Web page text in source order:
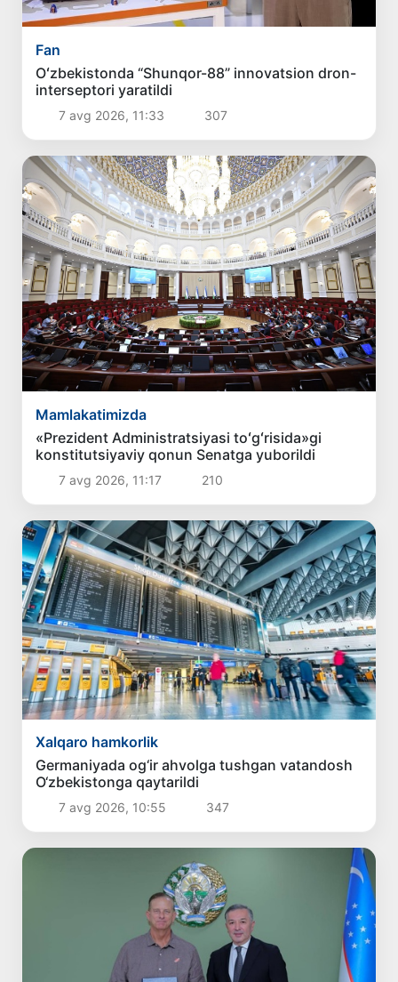
Fan
Oʻzbekistonda “Shunqor-88” innovatsion dron-
interseptori yaratildi
7 avg 2026, 11:33 307
Mamlakatimizda
«Prezident Administratsiyasi toʻgʻrisida»gi
konstitutsiyaviy qonun Senatga yuborildi
7 avg 2026, 11:17 210
Xalqaro hamkorlik
Germaniyada og‘ir ahvolga tushgan vatandosh
O‘zbekistonga qaytarildi
7 avg 2026, 10:55 347